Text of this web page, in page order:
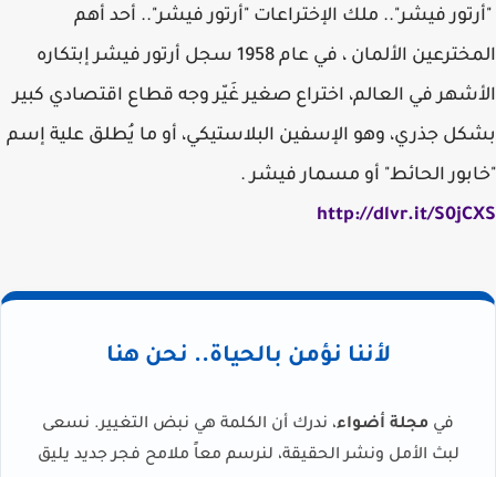
"أرتور فيشر".. ملك الإختراعات "أرتور فيشر".. أحد أهم
المخترعين الألمان ، في عام 1958 سجل أرتور فيشر إبتكاره
الأشهر في العالم، اختراع صغير غَيّر وجه قطاع اقتصادي كبير
بشكل جذري، وهو الإسفين البلاستيكي، أو ما يُطلق علية إسم
"خابور الحائط" أو مسمار فيشر .
http://dlvr.it/S0jCXS
لأننا نؤمن بالحياة.. نحن هنا
في مجلة أضواء، ندرك أن الكلمة هي نبض التغيير. نسعى
لبث الأمل ونشر الحقيقة، لنرسم معاً ملامح فجر جديد يليق